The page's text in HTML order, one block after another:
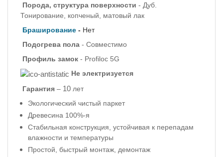
Порода, структура поверхности - Дуб.
Тонирование, копченый, матовый лак
Браширование - Нет
Подогрева пола - Совместимо
Профиль замок - Profiloc 5G
Не электризуется
Гарантия – 10 лет
Экологический чистый паркет
Древесина 100%-я
Стабильная конструкция, устойчивая к перепадам
влажности и температуры
Простой, быстрый монтаж, демонтаж